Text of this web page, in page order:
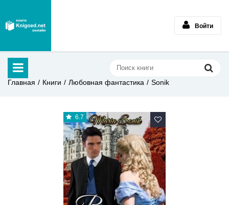
Войти
Главная Книги Любовная фантастика Sonik
6.7